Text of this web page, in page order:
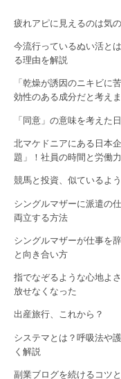
g
a
i
o
n
疲れアピに見えるのは気
今流行っているぬい活と
る理由を解説
「乾燥が誘因のニキビに
効性のある成分だと考え
「同意」の意味を考えた日
北マケドニアにある日本
題」！社員の時間と労働
競馬と投資、似ているよ
シングルマザーに派遣の
両立する方法
シングルマザーが仕事を
と向き合い方
指でなぞるような心地よ
放せなくなった
出産旅行、これから？
システマとは？呼吸法や
く解説
副業ブログを続けるコツ